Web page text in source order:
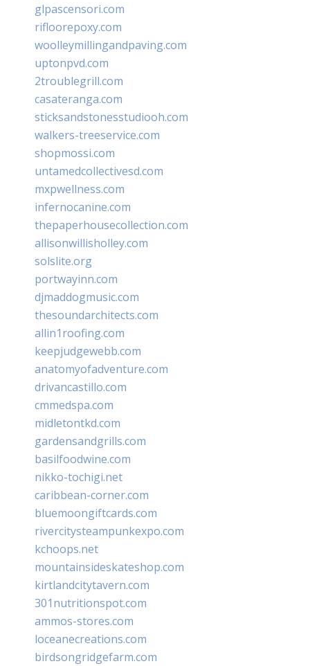
glpascensori.com
rifloorepoxy.com
woolleymillingandpaving.com
uptonpvd.com
2troublegrill.com
casateranga.com
sticksandstonesstudiooh.com
walkers-treeservice.com
shopmossi.com
untamedcollectivesd.com
mxpwellness.com
infernocanine.com
thepaperhousecollection.com
allisonwillisholley.com
solslite.org
portwayinn.com
djmaddogmusic.com
thesoundarchitects.com
allin1roofing.com
keepjudgewebb.com
anatomyofadventure.com
drivancastillo.com
cmmedspa.com
midletontkd.com
gardensandgrills.com
basilfoodwine.com
nikko-tochigi.net
caribbean-corner.com
bluemoongiftcards.com
rivercitysteampunkexpo.com
kchoops.net
mountainsideskateshop.com
kirtlandcitytavern.com
301nutritionspot.com
ammos-stores.com
loceanecreations.com
birdsongridgefarm.com